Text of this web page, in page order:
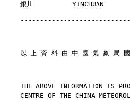
銀川          YINCHUAN
以 上 資 料 由 中 國 氣 象 局
THE ABOVE INFORMATION IS
CENTRE OF THE CHINA